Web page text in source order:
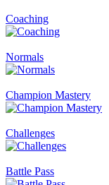
Coaching
Normals
Champion Mastery
Challenges
Battle Pass